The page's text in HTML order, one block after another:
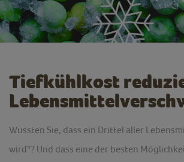
Tiefkühlkost
Wussten Sie, dass ein Drittel aller
wird*? Und dass eine der besten